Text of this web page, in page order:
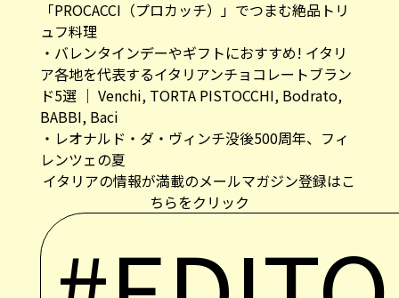
「PROCACCI（プロカッチ）」でつまむ絶品トリ
ュフ料理
・ バレンタインデーやギフトにおすすめ! イタリ
ア各地を代表するイタリアンチョコレートブラン
ド5選 ｜ Venchi, TORTA PISTOCCHI, Bodrato,
BABBI, Baci
・ レオナルド・ダ・ヴィンチ没後500周年、フィ
レンツェの夏
イタリアの情報が満載のメールマガジン登録はこ
ちらをクリック